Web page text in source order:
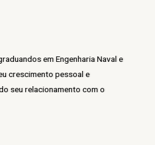
em Engenharia Naval e
crescimento pessoal e
seu relacionamento com o